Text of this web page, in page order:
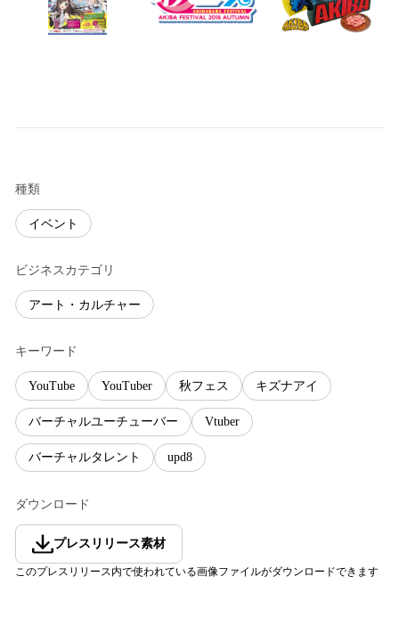
種類
イベント
ビジネスカテゴリ
アート・カルチャー
キーワード
YouTube YouTuber 秋フェス キズナアイ
バーチャルユーチューバー Vtuber
バーチャルタレント upd8
ダウンロード
プレスリリース素材
このプレスリリース内で使われている画像ファイルがダウンロードできます